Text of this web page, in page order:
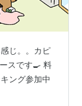
じ。。カピ
スです🍳 料
ング参加中